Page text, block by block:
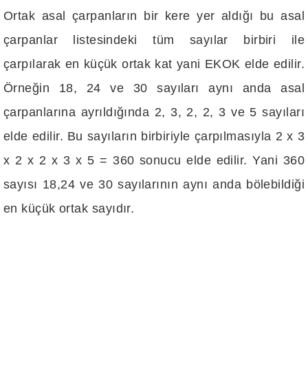
Ortak asal çarpanların bir kere yer aldığı bu asal
çarpanlar listesindeki tüm sayılar birbiri ile
çarpılarak en küçük ortak kat yani EKOK elde edilir.
Örneğin 18, 24 ve 30 sayıları aynı anda asal
çarpanlarına ayrıldığında 2, 3, 2, 2, 3 ve 5 sayıları
elde edilir. Bu sayıların birbiriyle çarpılmasıyla 2 x 3
x 2 x 2 x 3 x 5 = 360 sonucu elde edilir. Yani 360
sayısı 18,24 ve 30 sayılarının aynı anda bölebildiği
en küçük ortak sayıdır.